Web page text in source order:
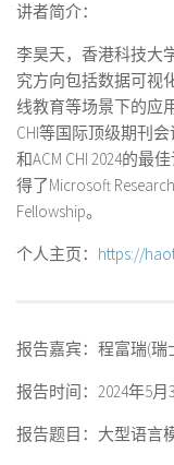
讲者简介：
李昊天，香港科技大
究方向包括数据可视
线教育等场景下的应
CHI等国际顶级期刊会
和ACM CHI 2024的最
得了Microsoft
Fellowship。
个人主页： https://
报告嘉宾：程富瑞(瑞
报告时间：2024年5月
报告题目：大型语言